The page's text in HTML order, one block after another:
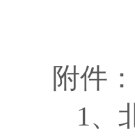
附件：
1、